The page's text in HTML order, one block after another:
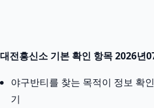
대전흥신소 기본 확인 항목 2026년
야구반티를 찾는 목적이 정보 확
기